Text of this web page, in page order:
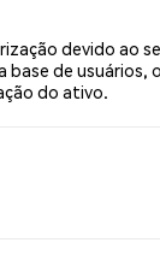
devido ao
base de usuários,
do ativo.